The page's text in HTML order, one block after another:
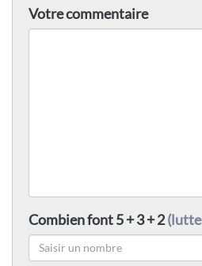
Votre commentaire
Combien font 5 + 3 + 2